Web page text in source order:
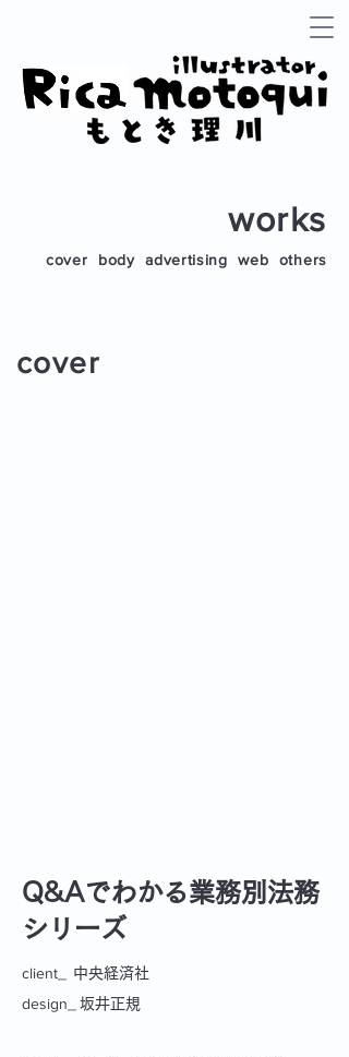
works
cover body advertising web others
cover
Q&Aでわかる業務別法務
シリーズ
中央経済社
client_
design_
坂井正規